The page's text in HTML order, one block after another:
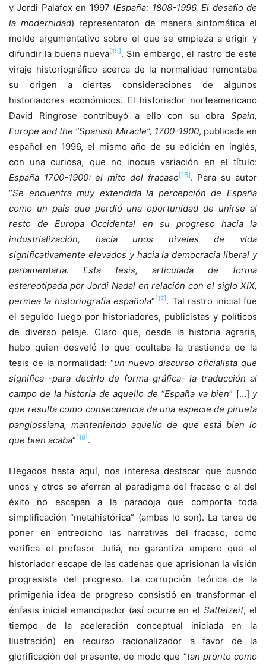
y Jordi Palafox en 1997 (España: 1808-1996. El desafío de
la modernidad) representaron de manera sintomática el
molde argumentativo sobre el que se empieza a erigir y
difundir la buena nueva[15] . Sin embargo, el rastro de este
viraje historiográfico acerca de la normalidad remontaba
su origen a ciertas consideraciones de algunos
historiadores económicos. El historiador norteamericano
David Ringrose contribuyó a ello con su obra Spain,
Europe and the “Spanish Miracle”, 1700-1900, publicada en
español en 1996, el mismo año de su edición en inglés,
con una curiosa, que no inocua variación en el título:
España 1700-1900: el mito del fracaso[16] . Para su autor
“Se encuentra muy extendida la percepción de España
como un país que perdió una oportunidad de unirse al
resto de Europa Occidental en su progreso hacia la
industrialización, hacia unos niveles de vida
significativamente elevados y hacia la democracia liberal y
parlamentaria. Esta tesis, articulada de forma
estereotipada por Jordi Nadal en relación con el siglo XIX,
permea la historiografía española” [17] . Tal rastro inicial fue
el seguido luego por historiadores, publicistas y políticos
de diverso pelaje. Claro que, desde la historia agraria,
hubo quien desveló lo que ocultaba la trastienda de la
tesis de la normalidad: “un nuevo discurso oficialista que
significa -para decirlo de forma gráfica- la traducción al
campo de la historia de aquello de “España va bien” […] y
que resulta como consecuencia de una especie de pirueta
panglossiana, manteniendo aquello de que está bien lo
que bien acaba” [18] .
Llegados hasta aquí, nos interesa destacar que cuando
unos y otros se aferran al paradigma del fracaso o al del
éxito no escapan a la paradoja que comporta toda
simplificación “metahistórica” (ambas lo son). La tarea de
poner en entredicho las narrativas del fracaso, como
verifica el profesor Juliá, no garantiza empero que el
historiador escape de las cadenas que aprisionan la visión
progresista del progreso. La corrupción teórica de la
primigenia idea de progreso consistió en transformar el
énfasis inicial emancipador (así ocurre en elSattelzeit, el
tiempo de la aceleración conceptual iniciada en la
Ilustración) en recurso racionalizador a favor de la
glorificación del presente, de modo que “tan pronto como